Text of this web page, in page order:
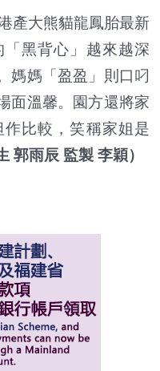
產大熊貓龍鳳胎最新
黑背心」越來越深
媽媽「盈盈」則口叼
面溫馨。園方還將家
比較，笑稱家姐是
郭雨辰 監製 李穎）